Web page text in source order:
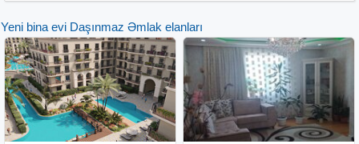
Yeni bina evi Daşınmaz Əmlak elanları